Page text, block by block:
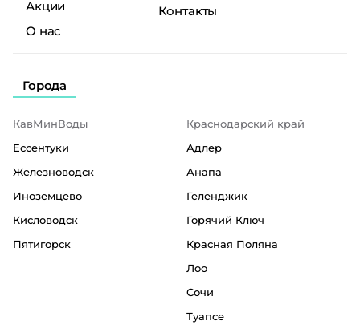
Акции
О нас
Контакты
Города
КавМинВоды
Ессентуки
Железноводск
Иноземцево
Кисловодск
Пятигорск
Краснодарский край
Адлер
Анапа
Геленджик
Горячий Ключ
Красная Поляна
Лоо
Сочи
Туапсе